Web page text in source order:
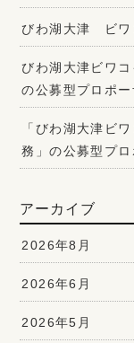
びわ湖大津 ビワ
びわ湖大津ビワ
の公募型プロポ
「びわ湖大津ビ
務」の公募型プ
アーカイブ
2026年8月
2026年6月
2026年5月